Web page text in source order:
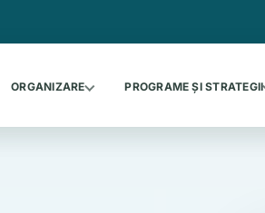
ORGANIZARE PROGRAME ȘI STRATEGII